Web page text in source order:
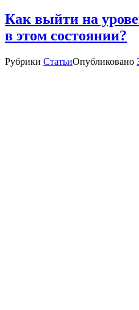
Как выйти на
в этом состоянии?
Рубрики СтатьиОпубликовано